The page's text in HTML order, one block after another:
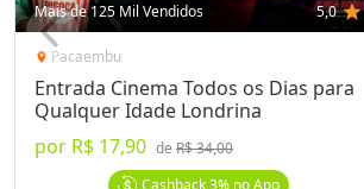
Mais de 125 Mil Vendidos 5,0 star
location_on Pacaembu
Entrada Cinema Todos os Dias para
Qualquer Idade Londrina
por R$ 17,90 deR$ 34,00